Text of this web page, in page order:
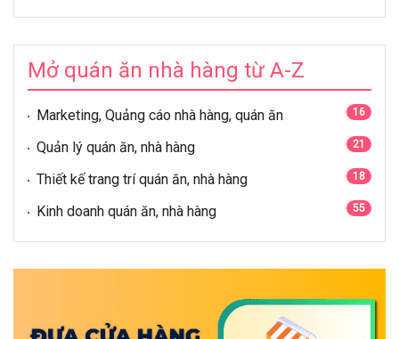
Mở quán ăn nhà hàng từ A-Z
Marketing, Quảng cáo nhà hàng, quán ăn 16
Quản lý quán ăn, nhà hàng 21
Thiết kế trang trí quán ăn, nhà hàng 18
Kinh doanh quán ăn, nhà hàng 55